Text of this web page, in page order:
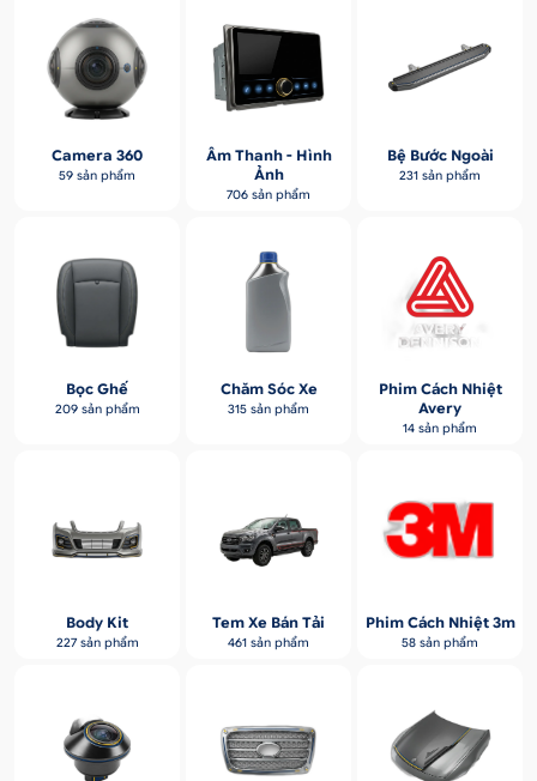
Camera 360
59 sản phẩm
Âm Thanh - Hình
Ảnh
706 sản phẩm
Bệ Bước Ngoài
231 sản phẩm
Bọc Ghế
209 sản phẩm
Chăm Sóc Xe
315 sản phẩm
Phim Cách Nhiệt
Avery
14 sản phẩm
Body Kit
227 sản phẩm
Tem Xe Bán Tải
461 sản phẩm
Phim Cách Nhiệt 3m
58 sản phẩm